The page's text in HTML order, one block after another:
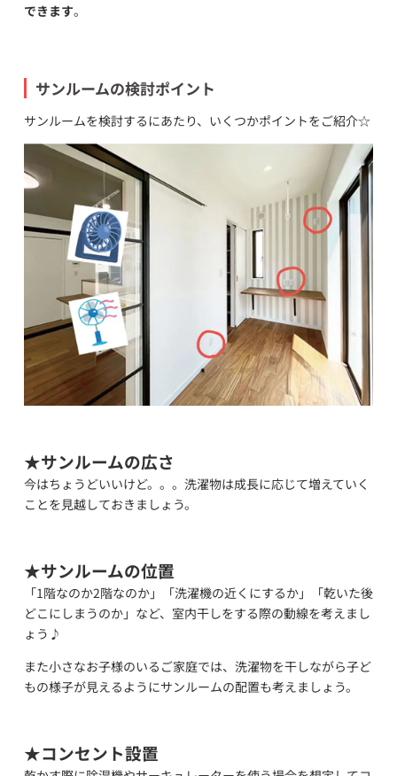
できます。
サンルームの検討ポイント
サンルームを検討するにあたり、いくつかポイントをご紹介☆
★サンルームの広さ
今はちょうどいいけど。。。洗濯物は成長に応じて増えていく
ことを見越しておきましょう。
★サンルームの位置
「1階なのか2階なのか」「洗濯機の近くにするか」「乾いた後
どこにしまうのか」など、室内干しをする際の動線を考えまし
ょう♪
また小さなお子様のいるご家庭では、洗濯物を干しながら子ど
もの様子が見えるようにサンルームの配置も考えましょう。
★コンセント設置